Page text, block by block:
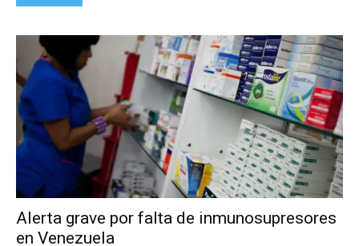
Alerta grave por falta de inmunosupresores
en Venezuela